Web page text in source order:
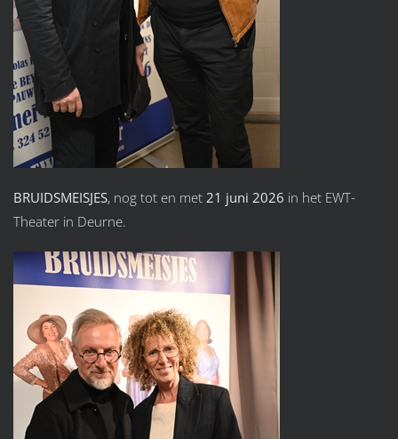
BRUIDSMEISJES, nog tot en met 21 juni 2026 in het EWT-
Theater in Deurne.